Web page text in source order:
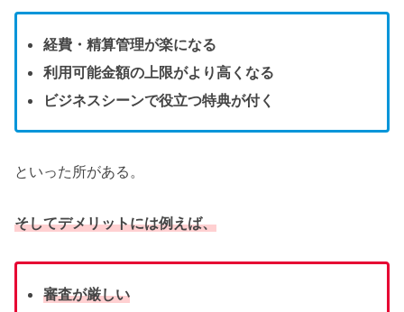
経費・精算管理が楽になる
利用可能金額の上限がより高くなる
ビジネスシーンで役立つ特典が付く
といった所がある。
そしてデメリットには例えば、
審査が厳しい